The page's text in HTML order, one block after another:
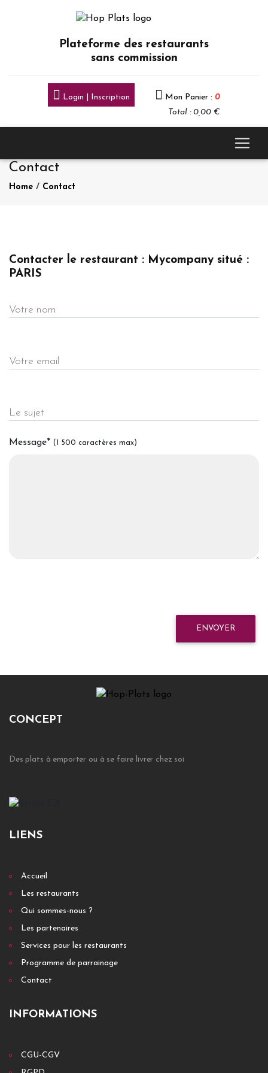
Plateforme des restaurants
sans commission
Login | Inscription Mon Panier : 0
Total : 0,00 €
Contact
Home / Contact
Contacter le restaurant : Mycompany situé :
PARIS
Votre nom
Votre email
Le sujet
Message* (1 500 caractères max)
ENVOYER
CONCEPT
Des plats à emporter ou à se faire livrer chez soi
LIENS
Accueil
Les restaurants
Qui sommes-nous ?
Les partenaires
Services pour les restaurants
Programme de parrainage
Contact
INFORMATIONS
CGU-CGV